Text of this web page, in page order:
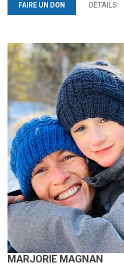
FAIRE UN DON DÉTAILS
MARJORIE MAGNAN